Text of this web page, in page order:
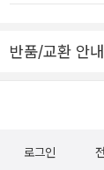
안 가지고 싶었
장 구비. 했는
메이션으로도
건 아니고, <신
한번 칼데콧
형성 과정, 전개
훌륭하다만, 좀
저자 스스로 신
안'을 고민하지
끌어간다면, 그
반품/교환 안내
로그인